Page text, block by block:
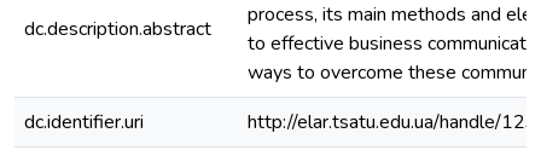
dc.description.abstract
process, its main methods and
to effective business
ways to overcome these
dc.identifier.uri
http://elar.tsatu.edu.ua/handle/